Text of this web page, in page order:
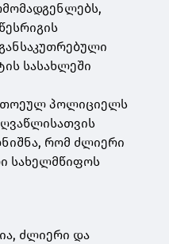
სასახლეში
პოლიციელს
რომ ძლიერი
სახელმწიფოს
ძლიერი და